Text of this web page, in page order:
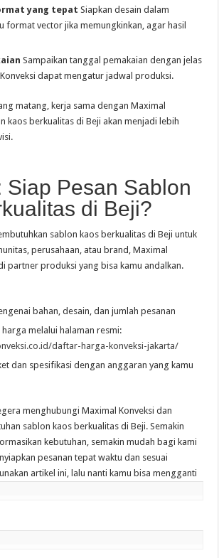
yang tepat Siapkan desain dalam
format vector jika memungkinkan, agar hasil
Sampaikan tanggal pemakaian dengan jelas
dapat mengatur jadwal produksi.
matang, kerja sama dengan Maximal
kaos berkualitas di Beji akan menjadi lebih
Siap Pesan Sablon
di Beji?
sablon kaos berkualitas di Beji untuk
perusahaan, atau brand, Maximal
partner produksi yang bisa kamu andalkan.
bahan, desain, dan jumlah pesanan
melalui halaman resmi:
daftar-harga-konveksi-jakarta/
dan spesifikasi dengan anggaran yang kamu
menghubungi Maximal Konveksi dan
sablon kaos berkualitas di Beji. Semakin
kebutuhan, semakin mudah bagi kami
pesanan tepat waktu dan sesuai
artikel ini, lalu nanti kamu bisa mengganti